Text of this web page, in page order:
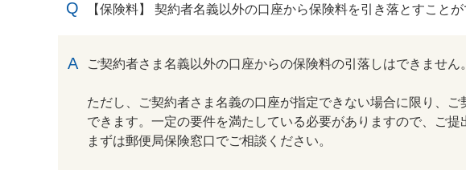
【保険料】 契約者名義以外の口座から保険料を引き落とすことが
ご契約者さま名義以外の口座からの保険料の引落しはできません。
ただし、ご契約者さま名義の口座が指定できない場合に限り、
できます。一定の要件を満たしている必要がありますので、ご提
まずは郵便局保険窓口でご相談ください。